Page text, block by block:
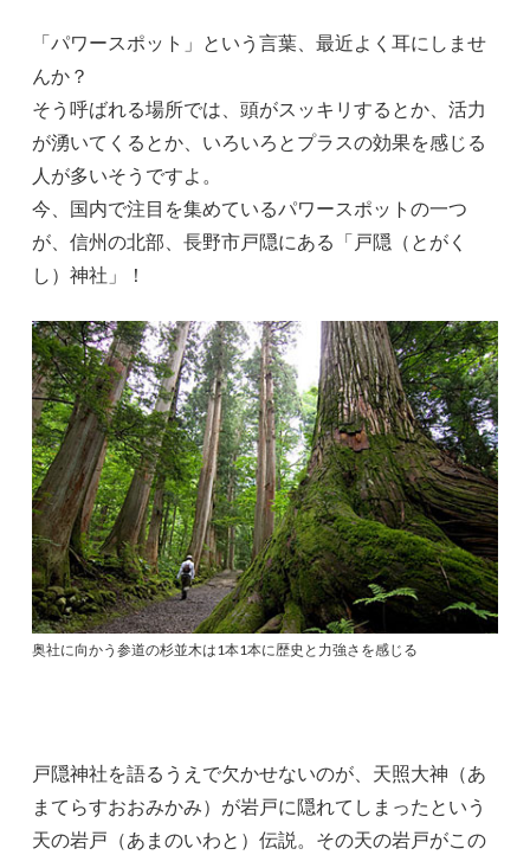
「パワースポット」という言葉、最近よく耳にしませ
んか？
そう呼ばれる場所では、頭がスッキリするとか、活力
が湧いてくるとか、いろいろとプラスの効果を感じる
人が多いそうですよ。
今、国内で注目を集めているパワースポットの一つ
が、信州の北部、長野市戸隠にある「戸隠（とがく
し）神社」！
奥社に向かう参道の杉並木は1本1本に歴史と力強さを感じる
戸隠神社を語るうえで欠かせないのが、天照大神（あ
まてらすおおみかみ）が岩戸に隠れてしまったという
天の岩戸（あまのいわと）伝説。その天の岩戸がこの